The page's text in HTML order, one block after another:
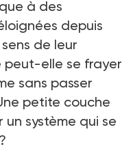
à des
depuis
de leur
peut-elle se frayer
sans passer
petite couche
système qui se
?